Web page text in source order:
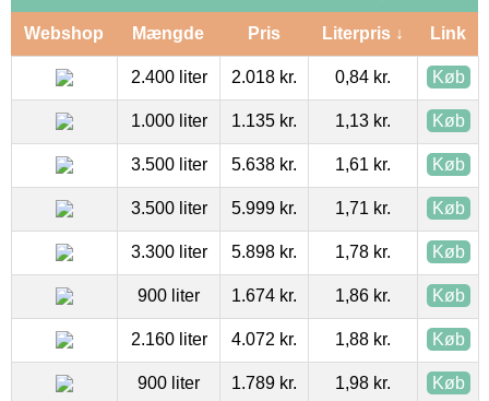
Webshop Mængde Pris Literpris ↓ Link
2.400 liter 2.018 kr. 0,84 kr. Køb
1.000 liter 1.135 kr. 1,13 kr. Køb
3.500 liter 5.638 kr. 1,61 kr. Køb
3.500 liter 5.999 kr. 1,71 kr. Køb
3.300 liter 5.898 kr. 1,78 kr. Køb
900 liter 1.674 kr. 1,86 kr. Køb
2.160 liter 4.072 kr. 1,88 kr. Køb
900 liter 1.789 kr. 1,98 kr. Køb